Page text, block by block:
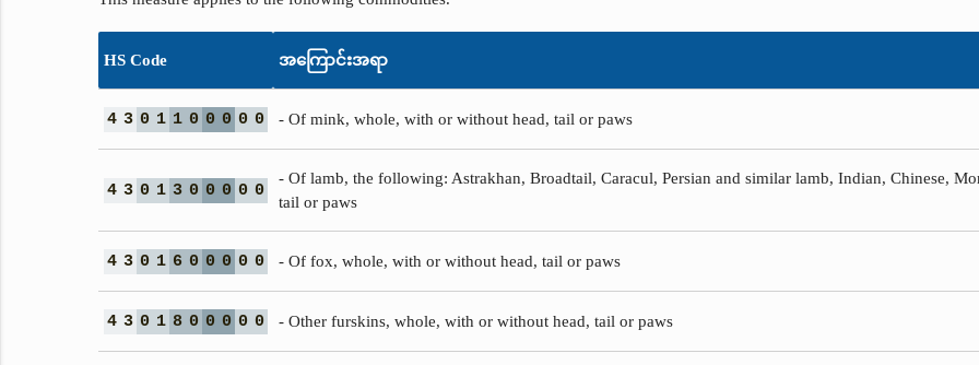
HS Code အကြောင်းအရာ
4 3 0 1 1 0 0 0 0 0 - Of mink, whole, with or without head, tail or paws
4 3 0 1 3 0 0 0 0 0
- Of lamb, the following: Astrakhan, Broadtail, Caracul, Persian and similar lamb, Indian, Chinese,
tail or paws
4 3 0 1 6 0 0 0 0 0 - Of fox, whole, with or without head, tail or paws
4 3 0 1 8 0 0 0 0 0 - Other furskins, whole, with or without head, tail or paws